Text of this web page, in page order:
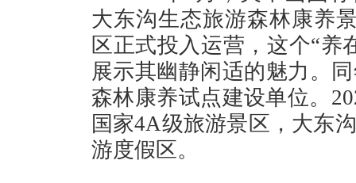
大东沟生态旅游森林康养
区正式投入运营，这个“养
展示其幽静闲适的魅力。
森林康养试点建设单位。
国家4A级旅游景区，大东
游度假区。